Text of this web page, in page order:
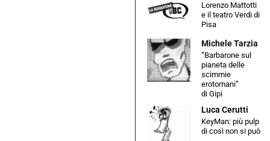
Lorenzo Mattotti
e il teatro Verdi di
Pisa
Michele Tarzia
“Barbarone sul
pianeta delle
scimmie
erotomani”
di Gipi
Luca Cerutti
KeyMan: più pulp
di così non si può